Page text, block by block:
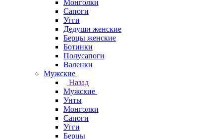
Монголки
Сапоги
Угги
Дедуши женские
Берцы женские
Ботинки
Полусапоги
Валенки
Мужские
Назад
Мужские
Унты
Монголки
Сапоги
Угги
Берцы